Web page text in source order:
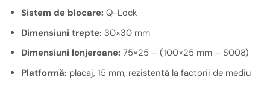
Sistem de blocare: Q-Lock
Dimensiuni trepte: 30×30 mm
Dimensiuni lonjeroane: 75×25 – (100×25 mm – S008)
Platformă: placaj, 15 mm, rezistentă la factorii de mediu